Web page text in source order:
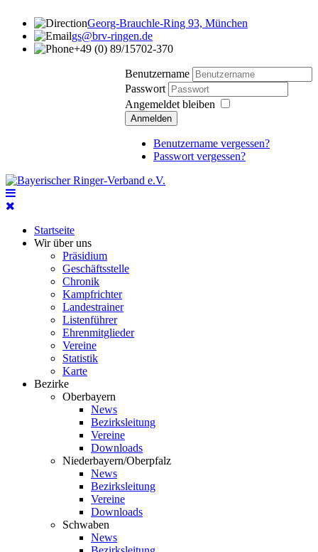
Georg-Brauchle-Ring 93, München
gs@brv-ringen.de
+49 (0) 89/15702-370
Benutzername
Passwort
Angemeldet bleiben
Anmelden
Benutzername vergessen?
Passwort vergessen?
Startseite
Wir über uns
Präsidium
Geschäftsstelle
Chronik
Kampfrichter
Landestrainer
Listenführer
Ehrenmitglieder
Vereine
Statistik
Karte
Bezirke
Oberbayern
News
Bezirksleitung
Vereine
Downloads
Niederbayern/Oberpfalz
News
Bezirksleitung
Vereine
Downloads
Schwaben
News